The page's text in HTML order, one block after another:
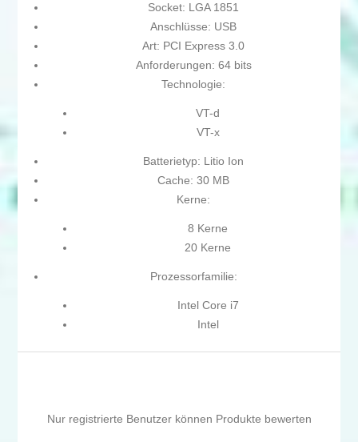
Socket: LGA 1851
Anschlüsse: USB
Art: PCI Express 3.0
Anforderungen: 64 bits
Technologie:
VT-d
VT-x
Batterietyp: Litio Ion
Cache: 30 MB
Kerne:
8 Kerne
20 Kerne
Prozessorfamilie:
Intel Core i7
Intel
Nur registrierte Benutzer können Produkte bewerten